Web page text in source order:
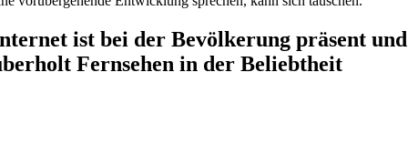
ist bei der Bevölkerung präsent und
Fernsehen in der Beliebtheit